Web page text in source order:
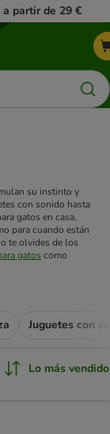
a partir de 29 €
su instinto y
con sonido hasta
gatos en casa,
para cuando están
te olvides de los
gatos como
Juguetes con
Lo más vendido